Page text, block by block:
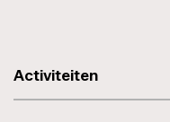
Activiteiten